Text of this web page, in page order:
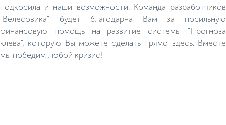
подкосила и наши возможности. Команда разработчиков
"Велесовика" будет благодарна Вам за посильную
финансовую помощь на развитие системы "Прогноза
клева", которую Вы можете сделать прямо здесь. Вместе
мы победим любой кризис!